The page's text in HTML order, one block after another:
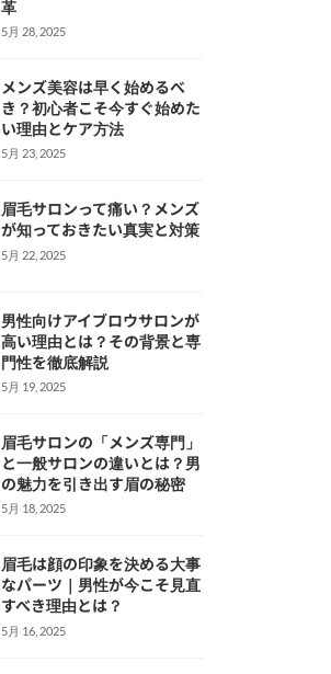
革
5月 28, 2025
メンズ美容は早く始めるべ
き？初心者こそ今すぐ始めた
い理由とケア方法
5月 23, 2025
眉毛サロンって痛い？メンズ
が知っておきたい真実と対策
5月 22, 2025
男性向けアイブロウサロンが
高い理由とは？その背景と専
門性を徹底解説
5月 19, 2025
眉毛サロンの「メンズ専門」
と一般サロンの違いとは？男
の魅力を引き出す眉の秘密
5月 18, 2025
眉毛は顔の印象を決める大事
なパーツ｜男性が今こそ見直
すべき理由とは？
5月 16, 2025